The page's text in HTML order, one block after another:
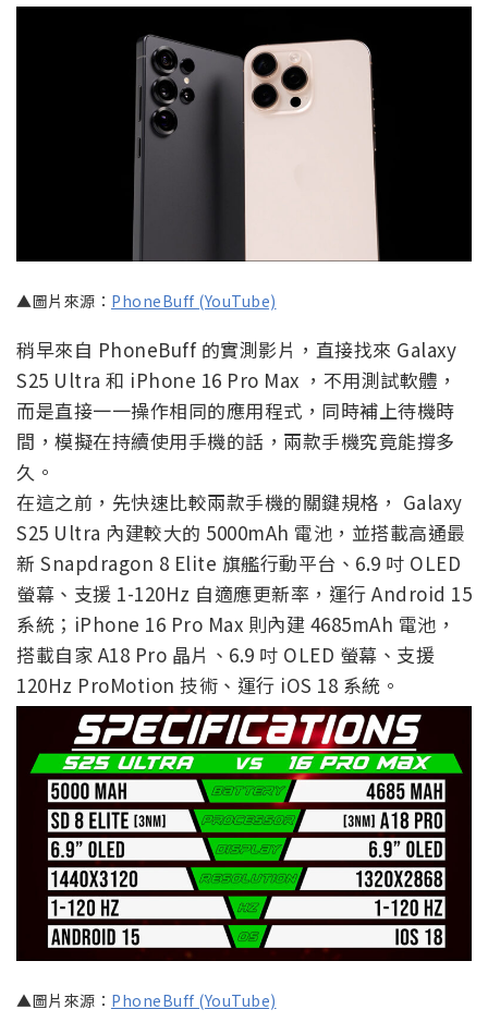
▲圖片來源： PhoneBuff (YouTube)
稍早來自 PhoneBuff 的實測影片，直接找來 Galaxy
S25 Ultra 和 iPhone 16 Pro Max ，不用測試軟體，
而是直接一一操作相同的應用程式，同時補上待機時
間，模擬在持續使用手機的話，兩款手機究竟能撐多
久。
在這之前，先快速比較兩款手機的關鍵規格， Galaxy
S25 Ultra 內建較大的 5000mAh 電池，並搭載高通最
新 Snapdragon 8 Elite 旗艦行動平台、6.9 吋 OLED
螢幕、支援 1-120Hz 自適應更新率，運行 Android 15
系統；iPhone 16 Pro Max 則內建 4685mAh 電池，
搭載自家 A18 Pro 晶片、6.9 吋 OLED 螢幕、支援
120Hz ProMotion 技術、運行 iOS 18 系統。
▲圖片來源： PhoneBuff (YouTube)